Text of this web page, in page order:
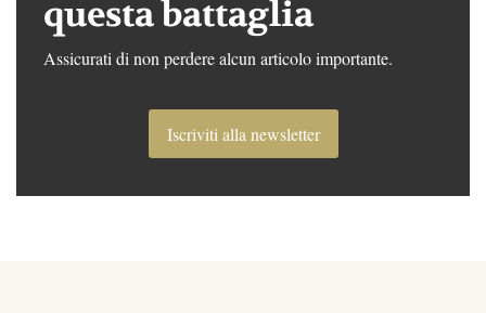
questa battaglia
Assicurati di non perdere alcun articolo importante.
Iscriviti alla newsletter